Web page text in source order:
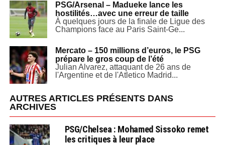
PSG/Arsenal – Madueke lance les
hostilités…avec une erreur de taille
À quelques jours de la finale de Ligue des
Champions face au Paris Saint-Ge...
Mercato – 150 millions d’euros, le PSG
prépare le gros coup de l’été
Julian Alvarez, attaquant de 26 ans de
l'Argentine et de l'Atletico Madrid...
AUTRES ARTICLES PRÉSENTS DANS
ARCHIVES
PSG/Chelsea : Mohamed Sissoko remet
les critiques à leur place